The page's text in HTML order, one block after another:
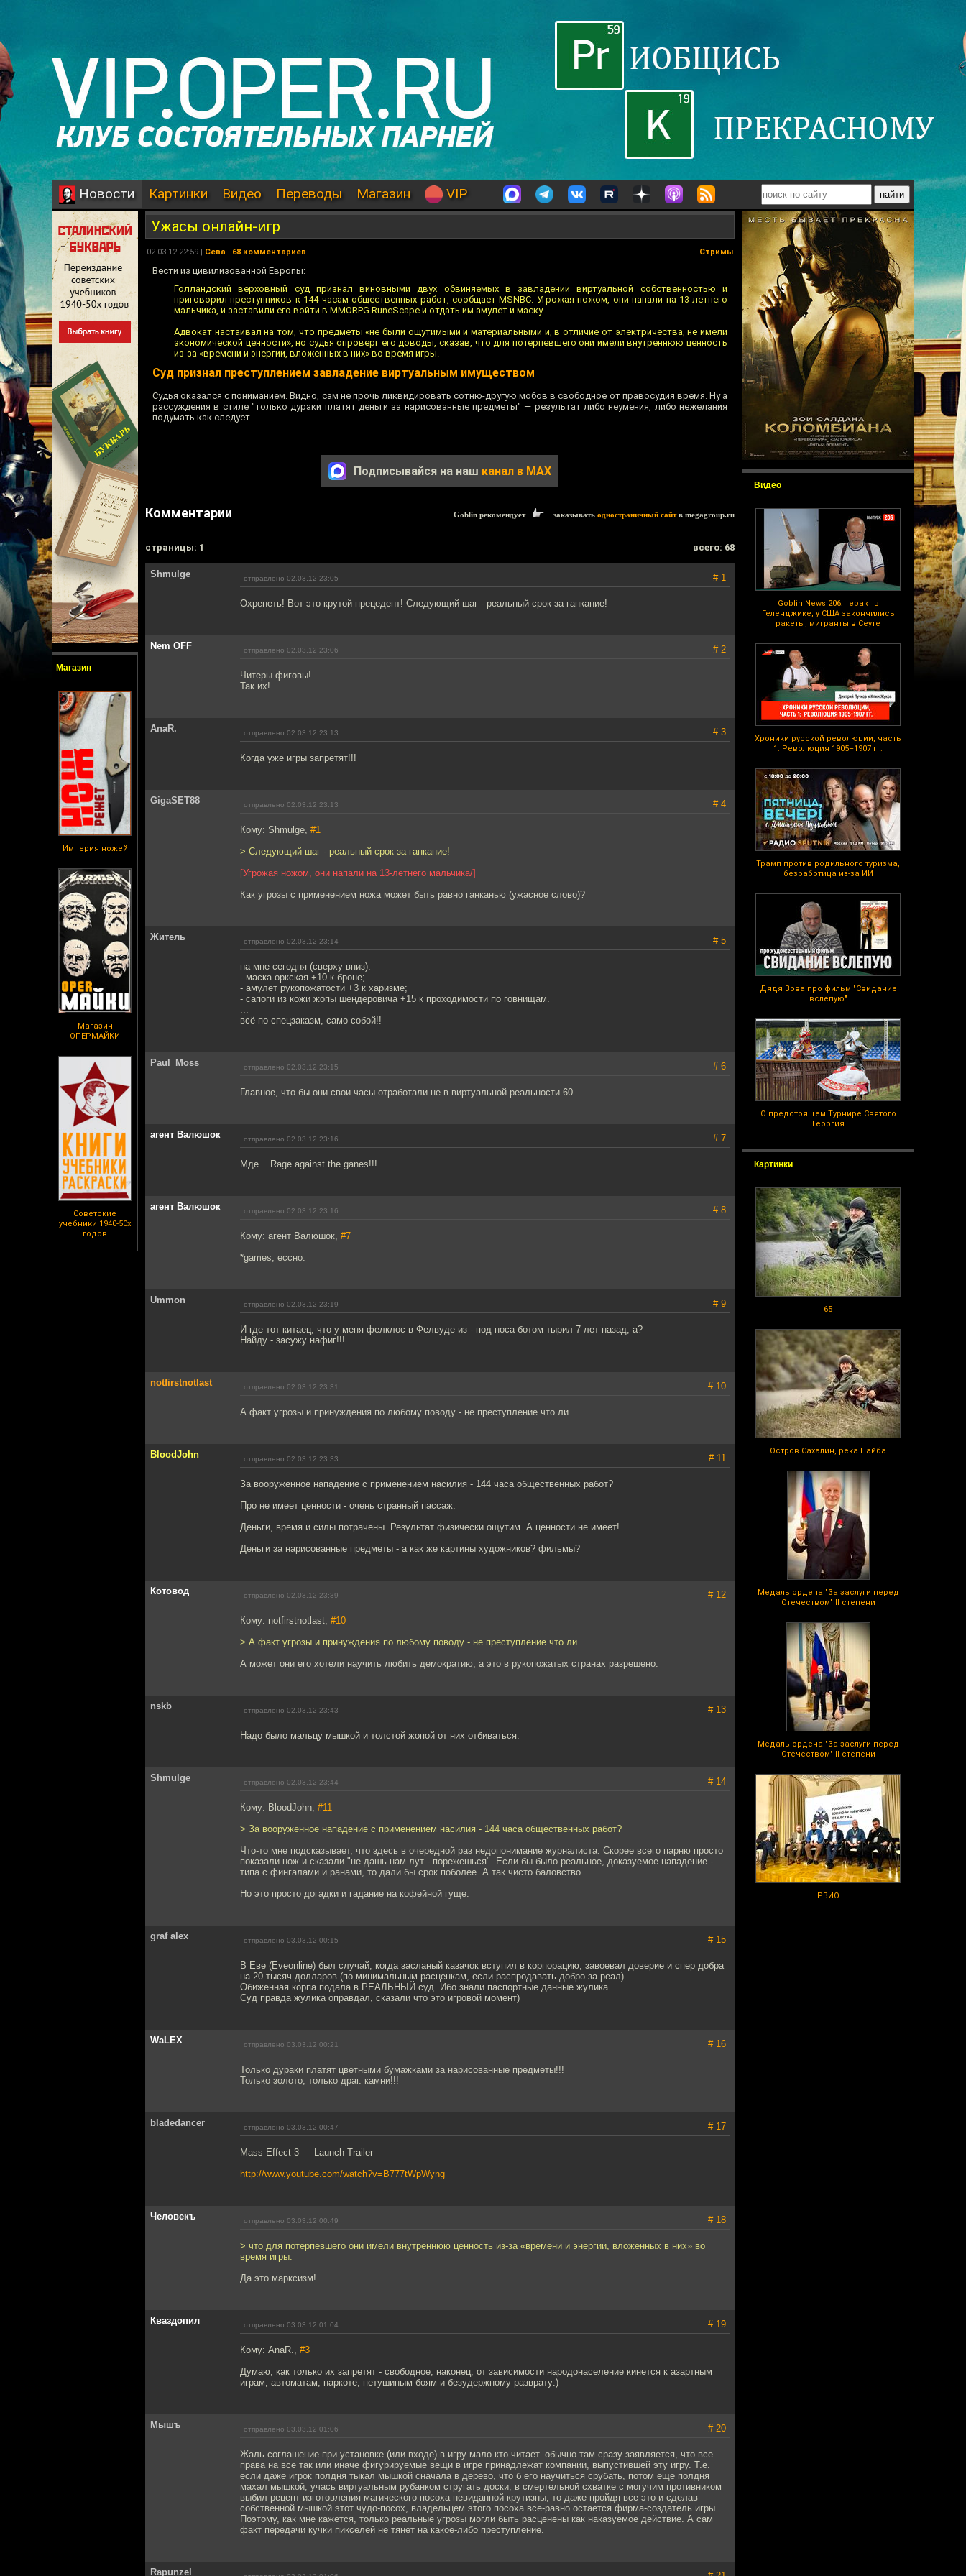
Новости Картинки Видео Переводы Магазин VIP
Магазин
Империя ножей
Магазин
ОПЕРМАЙКИ
Советские
учебники 1940-50х
годов
Видео
Goblin News 206: теракт в
Геленджике, у США закончились
ракеты, мигранты в Сеуте
Хроники русской революции, часть
1: Революция 1905–1907 гг.
Трамп против родильного туризма,
безработица из-за ИИ
Дядя Вова про фильм "Свидание
вслепую"
О предстоящем Турнире Святого
Георгия
Картинки
65
Остров Сахалин, река Найба
Медаль ордена "За заслуги перед
Отечеством" II степени
Медаль ордена "За заслуги перед
Отечеством" II степени
РВИО
Ужасы онлайн-игр
02.03.12 22:59 | Сева | 68 комментариев Стримы
Вести из цивилизованной Европы:
Голландский верховный суд признал виновными двух обвиняемых в завладении виртуальной собственностью и
приговорил преступников к 144 часам общественных работ, сообщает MSNBC. Угрожая ножом, они напали на 13-летнего
мальчика, и заставили его войти в MMORPG RuneScape и отдать им амулет и маску.
Адвокат настаивал на том, что предметы «не были ощутимыми и материальными и, в отличие от электричества, не имели
экономической ценности», но судья опроверг его доводы, сказав, что для потерпевшего они имели внутреннюю ценность
из-за «времени и энергии, вложенных в них» во время игры.
Суд признал преступлением завладение виртуальным имуществом
Судья оказался с пониманием. Видно, сам не прочь ликвидировать сотню-другую мобов в свободное от правосудия время. Ну а
рассуждения в стиле "только дураки платят деньги за нарисованные предметы" — результат либо неумения, либо нежелания
подумать как следует.
Подписывайся на наш канал в MAX
Комментарии Goblin рекомендует заказывать одностраничный сайтв megagroup.ru
cтраницы: 1 всего: 68
Shmulge отправлено 02.03.12 23:05 # 1
Охренеть! Вот это крутой прецедент! Следующий шаг - реальный срок за ганкание!
Nem OFF отправлено 02.03.12 23:06 # 2
Читеры фиговы!
Так их!
AnaR. отправлено 02.03.12 23:13 # 3
Когда уже игры запретят!!!
GigaSET88 отправлено 02.03.12 23:13 # 4
Кому: Shmulge, #1
> Следующий шаг - реальный срок за ганкание!
[Угрожая ножом, они напали на 13-летнего мальчика/]
Как угрозы с применением ножа может быть равно ганканью (ужасное слово)?
Житель отправлено 02.03.12 23:14 # 5
на мне сегодня (сверху вниз):
- маска оркская +10 к броне;
- амулет рукопожатости +3 к харизме;
- сапоги из кожи жопы шендеровича +15 к проходимости по говнищам.
...
всё по спецзаказм, само собой!!
Paul_Moss отправлено 02.03.12 23:15 # 6
Главное, что бы они свои часы отработали не в виртуальной реальности 60.
агент Валюшок отправлено 02.03.12 23:16 # 7
Мде... Rage against the ganes!!!
агент Валюшок отправлено 02.03.12 23:16 # 8
Кому: агент Валюшок, #7
*games, ессно.
Ummon отправлено 02.03.12 23:19 # 9
И где тот китаец, что у меня фелклос в Фелвуде из - под носа ботом тырил 7 лет назад, а?
Найду - засужу нафиг!!!
notfirstnotlast отправлено 02.03.12 23:31 # 10
А факт угрозы и принуждения по любому поводу - не преступление что ли.
BloodJohn отправлено 02.03.12 23:33 # 11
За вооруженное нападение с применением насилия - 144 часа общественных работ?
Про не имеет ценности - очень странный пассаж.
Деньги, время и силы потрачены. Результат физически ощутим. А ценности не имеет!
Деньги за нарисованные предметы - а как же картины художников? фильмы?
Котовод отправлено 02.03.12 23:39 # 12
Кому: notfirstnotlast, #10
> А факт угрозы и принуждения по любому поводу - не преступление что ли.
А может они его хотели научить любить демократию, а это в рукопожатых странах разрешено.
nskb отправлено 02.03.12 23:43 # 13
Надо было мальцу мышкой и толстой жопой от них отбиваться.
Shmulge отправлено 02.03.12 23:44 # 14
Кому: BloodJohn, #11
> За вооруженное нападение с применением насилия - 144 часа общественных работ?
Что-то мне подсказывает, что здесь в очередной раз недопонимание журналиста. Скорее всего парню просто
показали нож и сказали "не дашь нам лут - порежешься". Если бы было реальное, доказуемое нападение -
типа с фингалами и ранами, то дали бы срок поболее. А так чисто баловство.
Но это просто догадки и гадание на кофейной гуще.
graf alex отправлено 03.03.12 00:15 # 15
В Еве (Eveonline) был случай, когда засланый казачок вступил в корпорацию, завоевал доверие и спер добра
на 20 тысяч долларов (по минимальным расценкам, если распродавать добро за реал)
Обиженная корпа подала в РЕАЛЬНЫЙ суд. Ибо знали паспортные данные жулика.
Суд правда жулика оправдал, сказали что это игровой момент)
WaLEX отправлено 03.03.12 00:21 # 16
Только дураки платят цветными бумажками за нарисованные предметы!!!
Только золото, только драг. камни!!!
bladedancer отправлено 03.03.12 00:47 # 17
Mass Effect 3 — Launch Trailer
http://www.youtube.com/watch?v=B777tWpWyng
Человекъ отправлено 03.03.12 00:49 # 18
> что для потерпевшего они имели внутреннюю ценность из-за «времени и энергии, вложенных в них» во
время игры.
Да это марксизм!
Кваздопил отправлено 03.03.12 01:04 # 19
Кому: AnaR., #3
Думаю, как только их запретят - свободное, наконец, от зависимости народонаселение кинется к азартным
играм, автоматам, наркоте, петушиным боям и безудержному разврату:)
Мышъ отправлено 03.03.12 01:06 # 20
Жаль соглашение при установке (или входе) в игру мало кто читает. обычно там сразу заявляется, что все
права на все так или иначе фигурируемые вещи в игре принадлежат компании, выпустившей эту игру. Т.е.
если даже игрок полдня тыкал мышкой сначала в дерево, что б его научиться срубать, потом еще полдня
махал мышкой, учась виртуальным рубанком стругать доски, в смертельной схватке с могучим противником
выбил рецепт изготовления магического посоха невиданной крутизны, то даже пройдя все это и сделав
собственной мышкой этот чудо-посох, владельцем этого посоха все-равно остается фирма-создатель игры.
Поэтому, как мне кажется, только реальные угрозы могли быть расценены как наказуемое действие. А сам
факт передачи кучки пикселей не тянет на какое-либо преступление.
Rapunzel